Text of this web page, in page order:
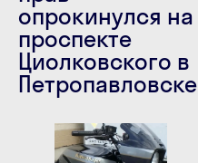
опрокинулся на
проспекте
Циолковского в
Петропавловске